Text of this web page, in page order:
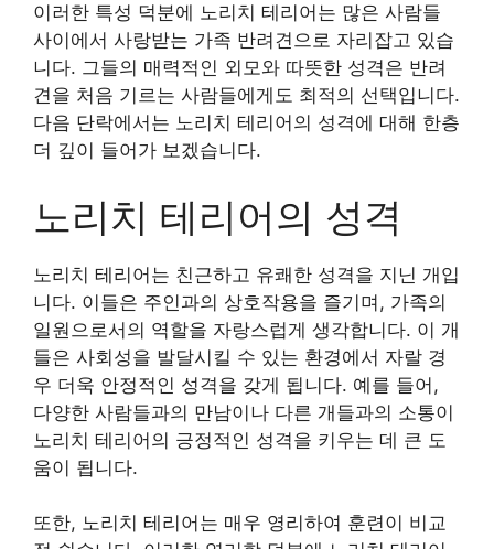
이러한 특성 덕분에 노리치 테리어는 많은 사람들
사이에서 사랑받는 가족 반려견으로 자리잡고 있습
니다. 그들의 매력적인 외모와 따뜻한 성격은 반려
견을 처음 기르는 사람들에게도 최적의 선택입니다.
다음 단락에서는 노리치 테리어의 성격에 대해 한층
더 깊이 들어가 보겠습니다.
노리치 테리어의 성격
노리치 테리어는 친근하고 유쾌한 성격을 지닌 개입
니다. 이들은 주인과의 상호작용을 즐기며, 가족의
일원으로서의 역할을 자랑스럽게 생각합니다. 이 개
들은 사회성을 발달시킬 수 있는 환경에서 자랄 경
우 더욱 안정적인 성격을 갖게 됩니다. 예를 들어,
다양한 사람들과의 만남이나 다른 개들과의 소통이
노리치 테리어의 긍정적인 성격을 키우는 데 큰 도
움이 됩니다.
또한, 노리치 테리어는 매우 영리하여 훈련이 비교